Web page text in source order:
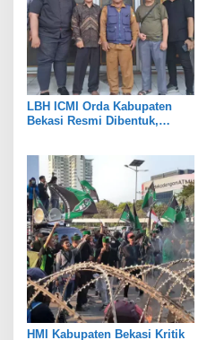
LBH ICMI Orda Kabupaten
Bekasi Resmi Dibentuk,
HMI Kabupaten Bekasi Kritik